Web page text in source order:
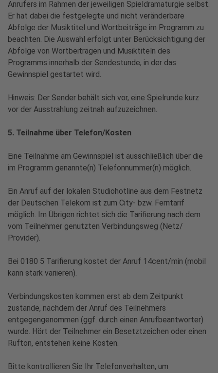
Anrufers im Rahmen der jeweiligen Spieldramaturgie selbst.
Er hat dabei die festgelegte und nicht veränderbare
Abfolge der Musiktitel und Wortbeiträge im Programm zu
beachten. Die Auswahl erfolgt unter Berücksichtigung der
Abfolge von Wortbeiträgen und Musiktiteln des
Programms innerhalb der Sendestunde, in der das
Gewinnspiel gestartet wird.
Hinweis: Der Sender behält sich vor, eine Spielrunde kurz
vor der Ausstrahlung zeitnah aufzuzeichnen.
5. Teilnahme über Telefon/Kosten
Eine Teilnahme am Gewinnspiel ist ausschließlich über die
im Programm genannte(n) Telefonnummer(n) möglich.
Ein Anruf auf der lokalen Studiohotline aus dem Festnetz
der Deutschen Telekom ist zum City- bzw. Ferntarif
möglich. Im Übrigen richtet sich die Tarifierung nach dem
vom Teilnehmer genutzten Verbindungsweg (Netz/
Provider).
Bei 0180 5 Tarifierung kostet der Anruf 14cent/min (mobil
kann stark variieren).
Verbindungskosten kommen erst ab dem Zeitpunkt
zustande, nachdem der Anruf des Teilnehmers
entgegengenommen (ggf. durch einen Anrufbeantworter)
wurde. Hört der Teilnehmer ein Besetztzeichen oder einen
Rufton, entstehen keine Kosten.
Bitte kontrollieren Sie Ihr Telefonverhalten, um